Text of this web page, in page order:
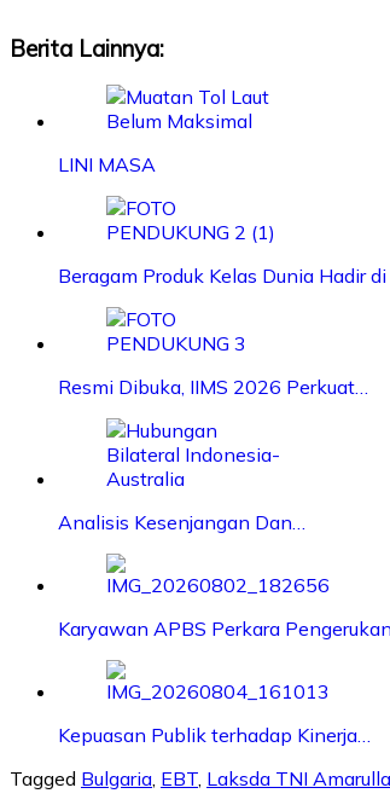
Berita Lainnya:
LINI MASA
Beragam Produk Kelas Dunia Hadir di
Resmi Dibuka, IIMS 2026 Perkuat…
Analisis Kesenjangan Dan…
Karyawan APBS Perkara
Kepuasan Publik terhadap Kinerja…
Tagged Bulgaria, EBT, Laksda TNI